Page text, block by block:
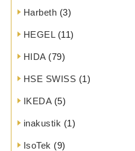
Harbeth (3)
HEGEL(11)
HIDA(79)
HSE SWISS (1)
IKEDA(5)
inakustik (1)
IsoTek (9)